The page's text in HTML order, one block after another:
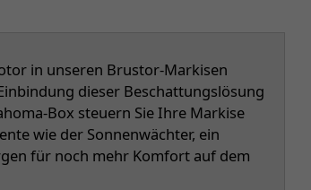
in unseren Brustor-Markisen
dieser Beschattungslösung
Box steuern Sie Ihre Markise
wie der Sonnenwächter, ein
für noch mehr Komfort auf dem